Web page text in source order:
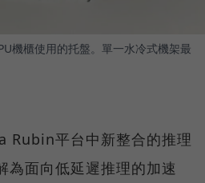
機櫃使用的托盤。單一水冷式機架最
Rubin平台中新整合的推理
為面向低延遲推理的加速